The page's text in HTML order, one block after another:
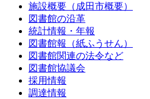
施設概要（成田市概要）
図書館の沿革
統計情報・年報
図書館報（紙ふうせん）
図書館関連の法令など
図書館協議会
採用情報
調達情報